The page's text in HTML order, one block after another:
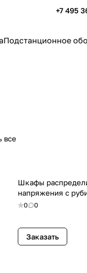
+7 495
Подстанционное
все
Шкафы
напряжения с
0 0
Заказать